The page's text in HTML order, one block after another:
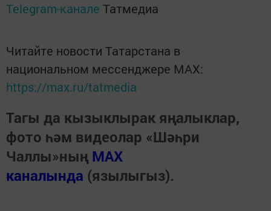
Telegram-канале Татмедиа
Читайте новости Татарстана в
национальном мессенджере MАХ:
https://max.ru/tatmedia
Тагы да кызыклырак яңалыклар,
фото һәм видеолар «Шәһри
Чаллы»ның MAX
каналында (язылыгыз).